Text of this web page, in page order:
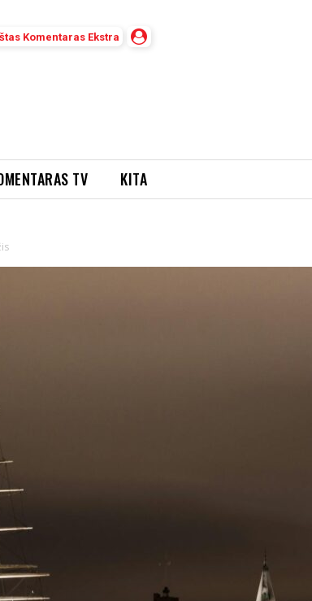
Komentaras Ekstra
TV KITA